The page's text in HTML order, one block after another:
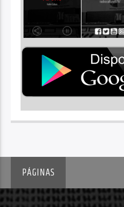
PÁGINAS